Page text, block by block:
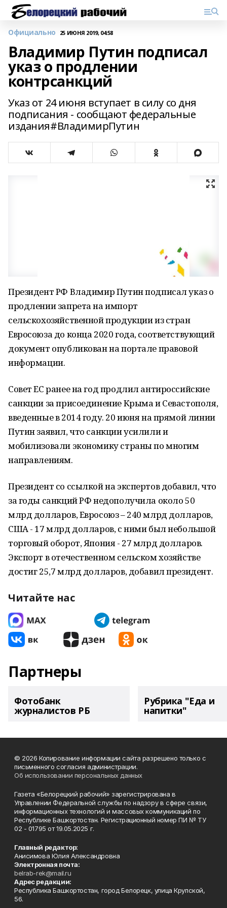
Официально 25 ИЮНЯ 2019, 04:58
Владимир Путин подписал
указ о продлении
контрсанкций
Указ от 24 июня вступает в силу со дня
подписания - сообщают федеральные
издания#ВладимирПутин
Президент РФ Владимир Путин подписал указ о
продлении запрета на импорт
сельскохозяйственной продукции из стран
Евросоюза до конца 2020 года, соответствующий
документ опубликован на портале правовой
информации.
Совет ЕС ранее на год продлил антироссийские
санкции за присоединение Крыма и Севастополя,
введенные в 2014 году. 20 июня на прямой линии
Путин заявил, что санкции усилили и
мобилизовали экономику страны по многим
направлениям.
Президент со ссылкой на экспертов добавил, что
за годы санкций РФ недополучила около 50
млрд долларов, Евросоюз – 240 млрд долларов,
США - 17 млрд долларов, с ними был небольшой
торговый оборот, Япония - 27 млрд долларов.
Экспорт в отечественном сельском хозяйстве
достиг 25,7 млрд долларов, добавил президент.
Читайте нас
Партнеры
Фотобанк
журналистов РБ
Рубрика "Еда и
напитки"
© 2026 Копирование информации сайта разрешено только с
письменного согласия администрации.
Об использовании персональных данных
Газета «Белорецкий рабочий» зарегистрирована в
Управлении Федеральной службы по надзору в сфере связи,
информационных технологий и массовых коммуникаций по
Республике Башкортостан. Регистрационный номер ПИ № ТУ
02 - 01795 от 19.05.2025 г.
Главный редактор:
Анисимова Юлия Александровна
Электронная почта:
belrab-rek@mail.ru
Адрес редакции:
Республика Башкортостан, город Белорецк, улица Крупской,
56.